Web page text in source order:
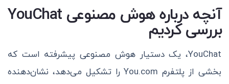
آنچه درباره هوش مصنوعی YouChat
بررسی کردیم
YouChat، یک دستیار هوش مصنوعی پیشرفته است که
بخشی از پلتفرم You.com را تشکیل می‌دهد، نشان‌دهنده